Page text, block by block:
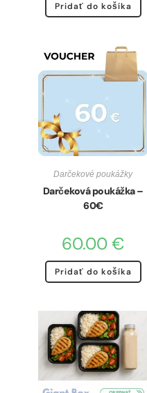
Pridať do košíka
Darčekové poukážky
Darčeková poukážka –
60€
60.00€
Pridať do košíka